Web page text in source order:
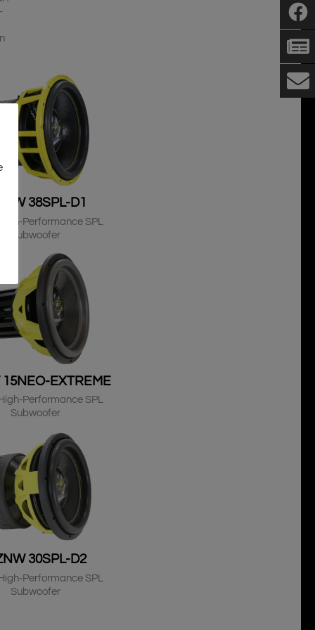
38SPL-D1
Performance SPL
Subwoofer
EXTREME
Performance SPL
Subwoofer
30SPL-D2
Performance SPL
Subwoofer